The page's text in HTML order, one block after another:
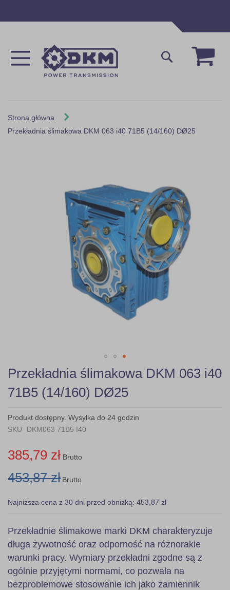
Mój
Szukaj
Strona główna
Przekładnia ślimakowa DKM 063 i40 71B5 (14/160) DØ25
Skip
to
the
beginning
the
images
Przekładnia ślimakowa DKM 063 i40
71B5 (14/160) DØ25
Produkt dostępny. Wysyłka do 24 godzin
SKU
DKM063 71B5 I40
385,79 zł Brutto
453,87 zł Brutto
Najniższa cena z 30 dni przed obniżką: 453,87 zł
Przekładnie ślimakowe marki DKM charakteryzuje
długa żywotność oraz odporność na różnorakie
warunki pracy. Wymiary przekładni zgodne są z
ogólnie przyjętymi normami, co pozwala na
bezproblemowe stosowanie ich jako zamiennik